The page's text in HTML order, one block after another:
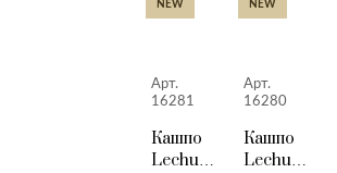
NEW
Арт.
16281
Кашпо
Lechuza
NEW
Арт.
16280
Кашпо
Lechuza